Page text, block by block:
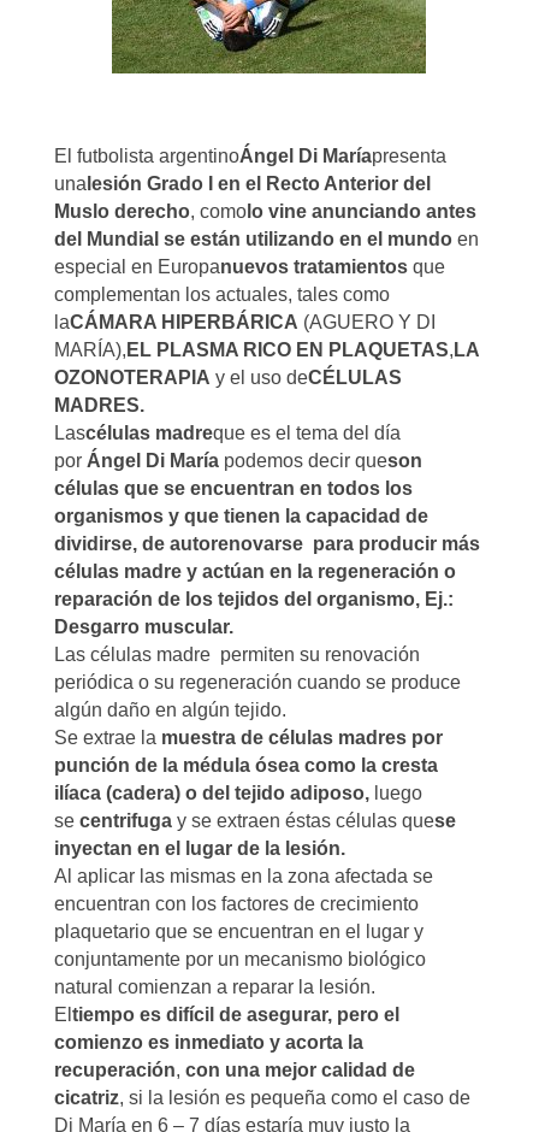
El futbolista argentinoÁngel Di Maríapresenta
una lesión Grado I en el Recto Anterior del
Muslo derecho, comolo vine anunciando antes
del Mundial se están utilizando en el mundo en
especial en Europanuevos tratamientos que
complementan los actuales, tales como
laCÁMARA HIPERBÁRICA (AGUERO Y DI
MARÍA), EL PLASMA RICO EN PLAQUETAS, LA
OZONOTERAPIA y el uso deCÉLULAS
MADRES.
Lascélulas madreque es el tema del día
por Ángel Di Maríapodemos decir queson
células que se encuentran en todos los
organismos y que tienen la capacidad de
dividirse, de autorenovarse para producir más
células madre y actúan en la regeneración o
reparación de los tejidos del organismo, Ej.:
Desgarro muscular.
Las células madre permiten su renovación
periódica o su regeneración cuando se produce
algún daño en algún tejido.
Se extrae la muestra de células madres por
punción de la médula ósea como la cresta
ilíaca (cadera) o del tejido adiposo, luego
se centrifuga y se extraen éstas células quese
inyectan en el lugar de la lesión.
Al aplicar las mismas en la zona afectada se
encuentran con los factores de crecimiento
plaquetario que se encuentran en el lugar y
conjuntamente por un mecanismo biológico
natural comienzan a reparar la lesión.
El tiempo es difícil de asegurar, pero el
comienzo es inmediato y acorta la
recuperación, con una mejor calidad de
cicatriz, si la lesión es pequeña como el caso de
Di María en 6 – 7 días estaría muy justo la